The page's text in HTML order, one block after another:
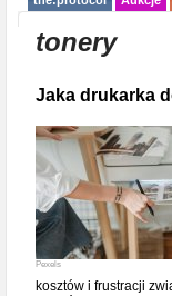
tonery
Jaka drukarka
Pexels
kosztów i frustracji